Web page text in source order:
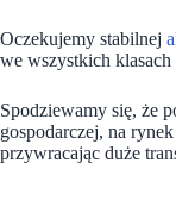
Oczekujemy stabilnej
we wszystkich
Spodziewamy się, że
gospodarczej, na
przywracając duże